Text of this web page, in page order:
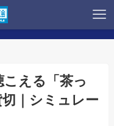
える「茶っ
｜シミュレー